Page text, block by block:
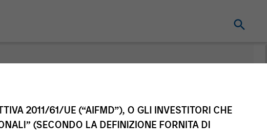
2011/61/UE (“AIFMD”), O GLI INVESTITORI CHE
(SECONDO LA DEFINIZIONE FORNITA DI